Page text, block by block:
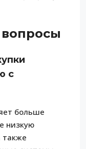
с
больше
низкую
также